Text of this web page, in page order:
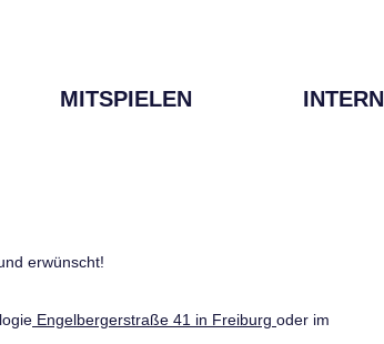
MITSPIELEN INTERN
erwünscht!
Engelbergerstraße 41 in Freiburg oder im